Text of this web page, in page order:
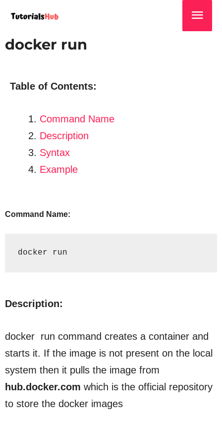
docker run
Table of Contents:
Command Name
Description
Syntax
Example
Command Name:
docker run
Description:
docker run command creates a container and
starts it. If the image is not present on the local
system then it pulls the image from
hub.docker.com which is the official repository
to store the docker images